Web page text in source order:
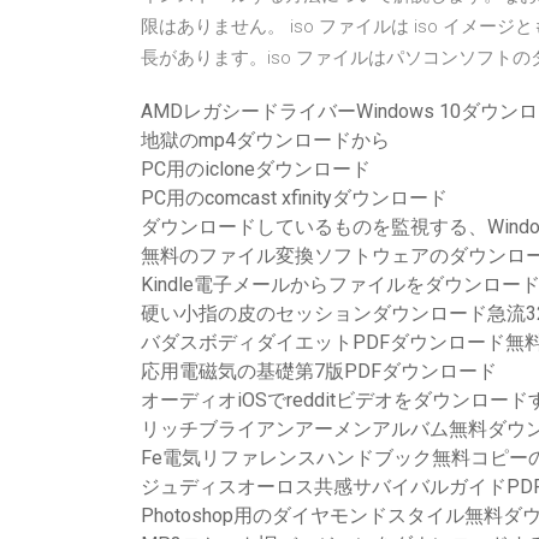
限はありません。 iso ファイルは iso イメージ
長があります。iso ファイルはパソコンソフト
AMDレガシードライバーWindows 10ダウン
地獄のmp4ダウンロードから
PC用のicloneダウンロード
PC用のcomcast xfinityダウンロード
ダウンロードしているものを監視する、
無料のファイル変換ソフトウェアのダウンロ
Kindle電子メールからファイルをダウンロー
硬い小指の皮のセッションダウンロード急流
バダスボディダイエットPDFダウンロード無
応用電磁気の基礎第7版PDFダウンロード
オーディオiOSでredditビデオをダウンロード
リッチブライアンアーメンアルバム無料ダウ
Fe電気リファレンスハンドブック無料コピー
ジュディスオーロス共感サバイバルガイド
Photoshop用のダイヤモンドスタイル無料ダ